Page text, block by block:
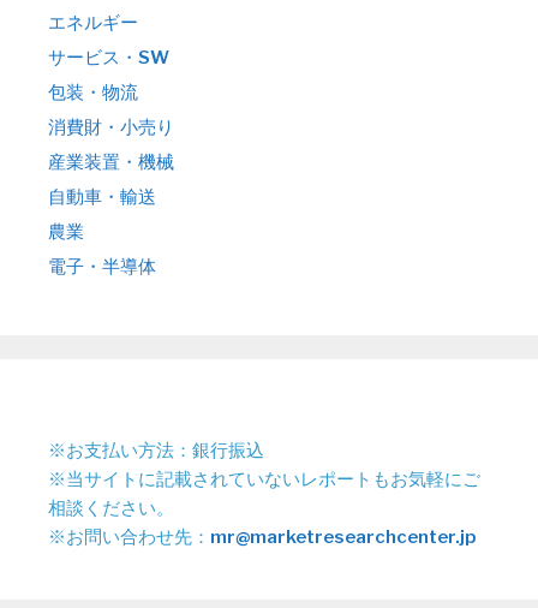
エネルギー
サービス・SW
包装・物流
消費財・小売り
産業装置・機械
自動車・輸送
農業
電子・半導体
※お支払い方法：銀行振込
※当サイトに記載されていないレポートもお気軽にご
相談ください。
※お問い合わせ先： mr@marketresearchcenter.jp